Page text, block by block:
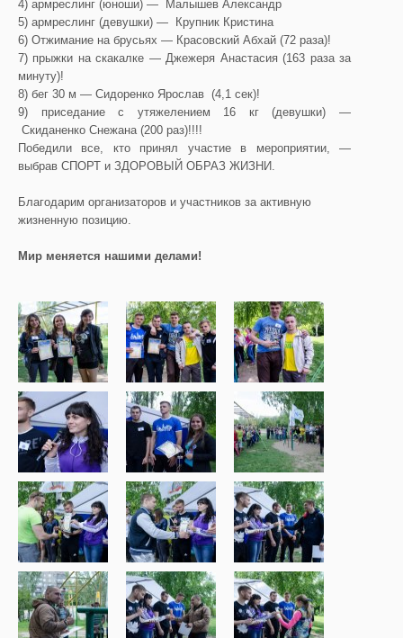
4) армреслинг (юноши) — Малышев Александр
5) армреслинг (девушки) — Крупник Кристина
6) Отжимание на брусьях — Красовский Абхай (72 раза)!
7) прыжки на скакалке — Джежеря Анастасия (163 раза за
минуту)!
8) бег 30 м — Сидоренко Ярослав (4,1 сек)!
9) приседание с утяжелением 16 кг (девушки) —
Скиданенко Снежана (200 раз)!!!!
Победили все, кто принял участие в мероприятии, —
выбрав СПОРТ и ЗДОРОВЫЙ ОБРАЗ ЖИЗНИ.
Благодарим организаторов и участников за активную
жизненную позицию.
Мир меняется нашими делами!